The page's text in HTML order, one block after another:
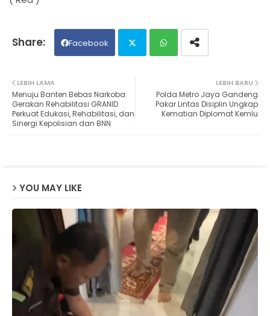
Facebook
ats
LEBIH BARU
Polda Metro Jaya Gandeng
Pakar Lintas Disiplin Ungkap
Kematian Diplomat Kemlu
LEBIH LAMA
Menuju Banten Bebas Narkoba:
Gerakan Rehabilitasi GRANID
Perkuat Edukasi, Rehabilitasi, dan
Sinergi Kepolisian dan BNN
YOU MAY LIKE